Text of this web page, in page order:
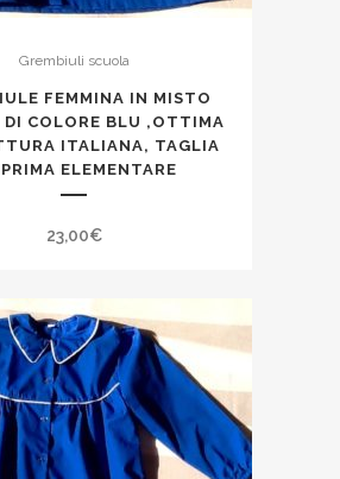
Grembiuli scuola
FEMMINA IN MISTO
DI COLORE BLU ,OTTIMA
ITALIANA, TAGLIA
ELEMENTARE
23,00€